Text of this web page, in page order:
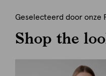
Geselecteerd door onze
Shop the